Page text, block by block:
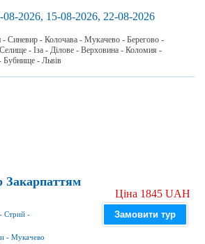
08-2026, 15-08-2026, 22-08-2026
Синевир - Колочава - Мукачево - Берегово -
- Іза - Ділове - Верховина - Коломия -
Бубнище - Львів
Закарпаттям
- Стрий -
- Мукачево
Ціна 1845 UAH
Замовити тур